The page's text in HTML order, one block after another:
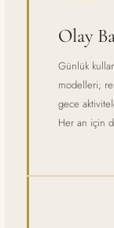
Olay
Günlük
modelleri;
gece
Her an için